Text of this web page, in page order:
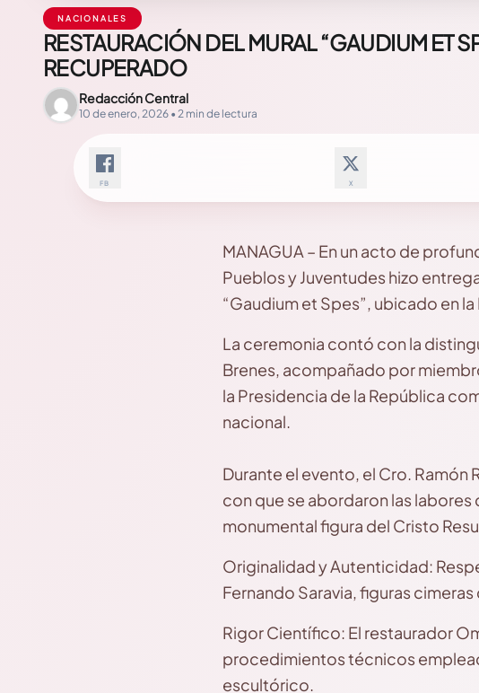
NACIONALES
RESTAURACIÓN DEL MURAL “GAUDIUM ET
RECUPERADO
Redacción Central
10 de enero, 2026 • 2 min de lectura
FB X
MANAGUA – En un acto de
Pueblos y Juventudes hizo
“Gaudium et Spes”, ubicado en
​La ceremonia contó con la
Brenes, acompañado por
la Presidencia de la República
nacional.
​Durante el evento, el Cro. Ramón
con que se abordaron las
monumental figura del Cristo
​Originalidad y Autenticidad:
Fernando Saravia, figuras
​Rigor Científico: El restaurador
procedimientos técnicos
escultórico.